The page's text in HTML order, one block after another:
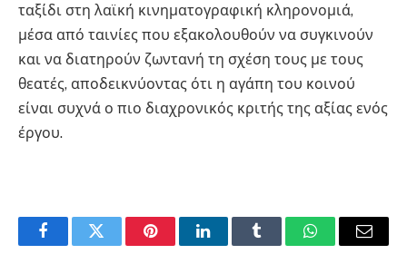
ταξίδι στη λαϊκή κινηματογραφική κληρονομιά,
μέσα από ταινίες που εξακολουθούν να συγκινούν
και να διατηρούν ζωντανή τη σχέση τους με τους
θεατές, αποδεικνύοντας ότι η αγάπη του κοινού
είναι συχνά ο πιο διαχρονικός κριτής της αξίας ενός
έργου.
FacebookTwitter PinterestLinkedInTumblr WhatsAppEmail